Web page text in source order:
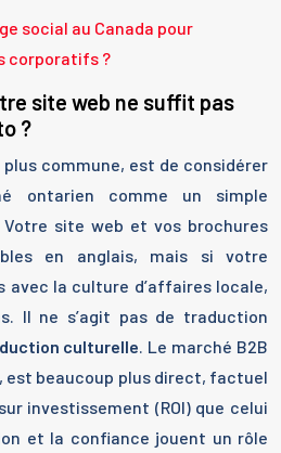
social au Canada pour
corporatifs ?
site web ne suffit pas
?
commune, est de considérer
ontarien comme un simple
site web et vos brochures
en anglais, mais si votre
avec la culture d’affaires locale,
Il ne s’agit pas de traduction
culturelle. Le marché B2B
est beaucoup plus direct, factuel
investissement (ROI) que celui
et la confiance jouent un rôle